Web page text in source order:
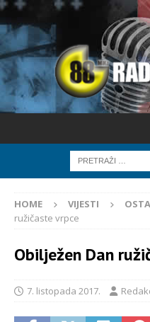
HOME VIJESTI
ružičaste vrpce
Obilježen Dan
7. listopada 2017.